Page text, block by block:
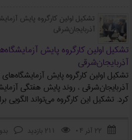
تشکیل اولین کارگروه پایش
آذربایجان‌شرقی
تشکیل اولین کارگروه پایش
آذربایجان‌شرقی
تشکیل اولین کارگروه پایش
آذربایجان‌شرقی ، روند پایش هفتگی
کرد. تشکیل این کارگروه می‌تواند الگویی
 ۲۲ آذر ۰۴  211 بازدید 